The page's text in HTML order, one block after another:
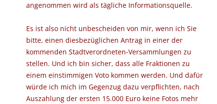
angenommen wird als tägliche Informationsquelle.
Es ist also nicht unbescheiden von mir, wenn ich Sie
bitte, einen diesbezüglichen Antrag in einer der
kommenden Stadtverordneten-Versammlungen zu
stellen. Und ich bin sicher, dass alle Fraktionen zu
einem einstimmigen Voto kommen werden. Und dafür
würde ich mich im Gegenzug dazu verpflichten, nach
Auszahlung der ersten 15.000 Euro keine Fotos mehr